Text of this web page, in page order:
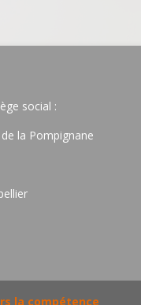
social :
la Pompignane
la compétence